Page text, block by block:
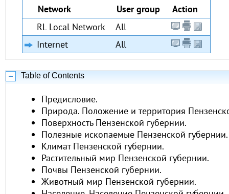
Network User group
Action
RL Local Network
All
Internet
All
Table of Contents
Предисловие.
Природа. Положение и территория
Поверхность Пензенской губернии.
Полезные ископаемые Пензенской губернии.
Климат Пензенской губернии.
Растительный мир Пензенской губернии.
Почвы Пензенской губернии.
Животный мир Пензенской губернии.